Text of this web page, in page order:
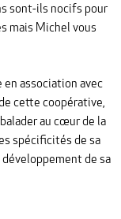
sont-ils nocifs pour
mais Michel vous
en association avec
cette coopérative,
au cœur de la
spécificités de sa
de sa